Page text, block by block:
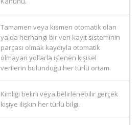
Tamamen veya kısmen otomatik olan
ya da herhangi bir veri kayıt sisteminin
parçası olmak kaydıyla otomatik
olmayan yollarla işlenen kişisel
verilerin bulunduğu her türlü ortam.
Kimliği belirli veya belirlenebilir gerçek
kişiye ilişkin her türlü bilgi.